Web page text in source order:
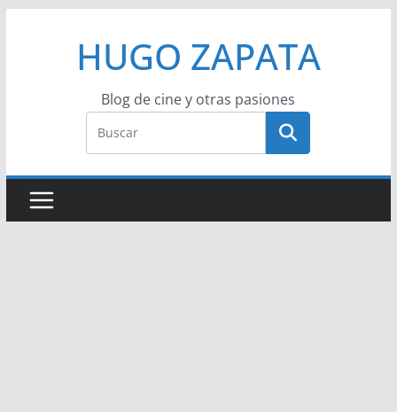
HUGO ZAPATA
Blog de cine y otras pasiones